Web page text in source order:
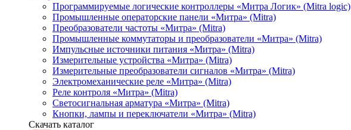
Программируемые логические контроллеры «Митра Логик» (Mitra logic)
Промышленные операторские панели «Митра» (Mitra)
Преобразователи частоты «Митра» (Mitra)
Промышленные коммутаторы и преобразователи «Митра» (Mitra)
Импульсные источники питания «Митра» (Mitra)
Измерительные устройства «Митра» (Mitra)
Измерительные преобразователи сигналов «Митра» (Mitra)
Электромеханические реле «Митра» (Mitra)
Реле контроля «Митра» (Mitra)
Светосигнальная арматура «Митра» (Mitra)
Кнопки, лампы и переключатели «Митра» (Mitra)
Скачать каталог